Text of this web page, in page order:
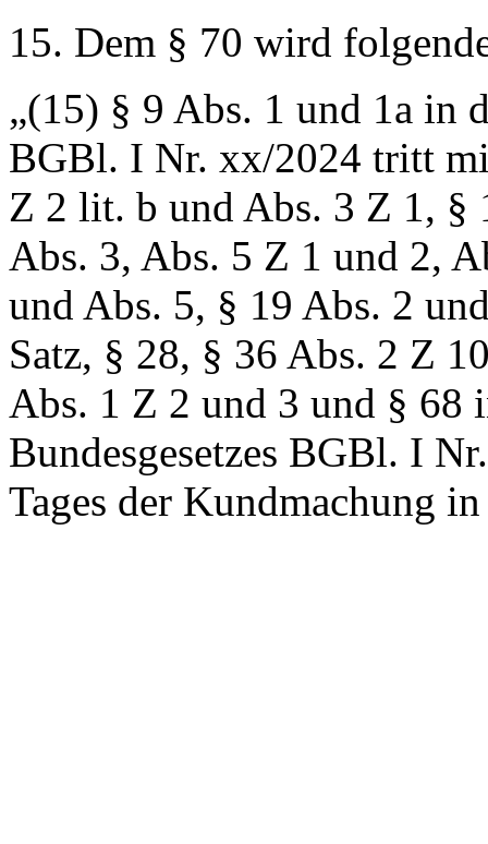
15. Dem § 70 wird
„(15) § 9 Abs. 1 und 1a in
BGBl. I Nr. xx/2024 tritt
Z 2 lit. b und Abs. 3 Z 1, §
Abs. 3, Abs. 5 Z 1 und 2,
und Abs. 5, § 19 Abs. 2
Satz, § 28, § 36 Abs. 2 Z
Abs. 1 Z 2 und 3 und § 68
Bundesgesetzes BGBl. I
Tages der Kundmachung